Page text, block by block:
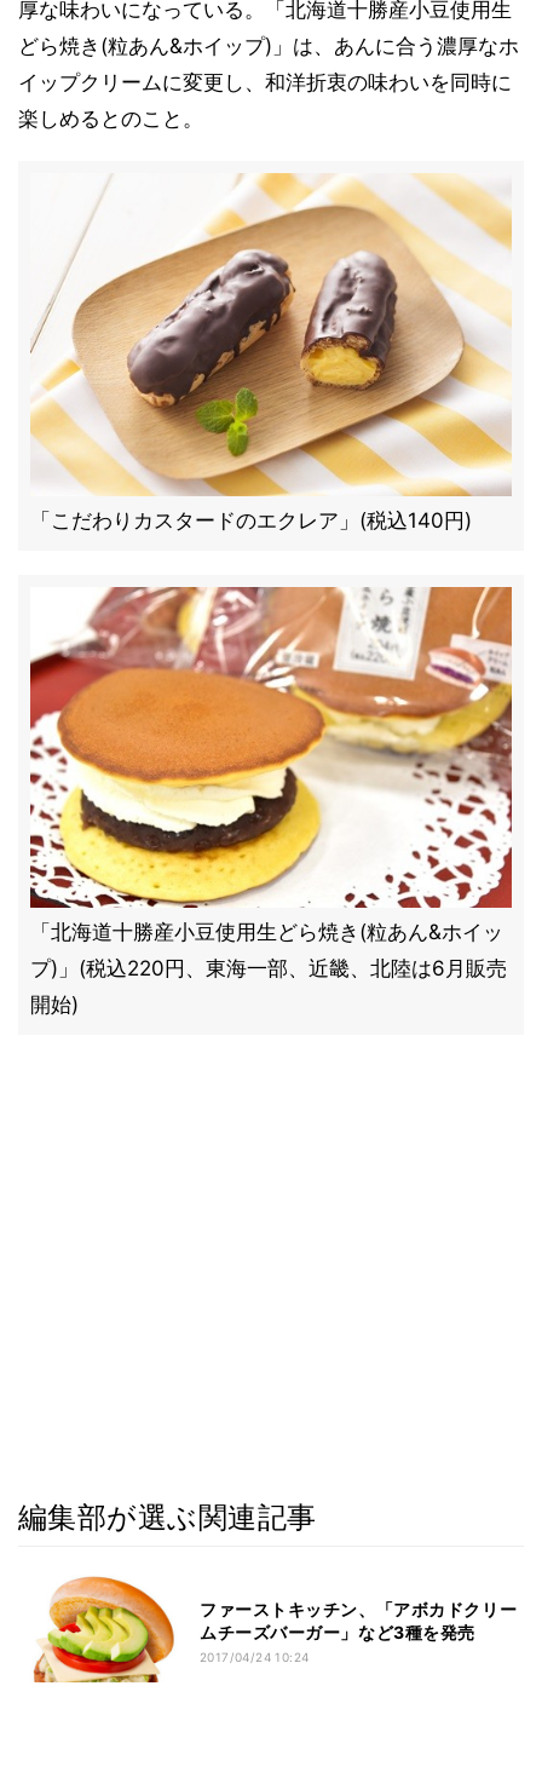
厚な味わいになっている。「北海道十勝産小豆使用生
どら焼き(粒あん&ホイップ)」は、あんに合う濃厚なホ
イップクリームに変更し、和洋折衷の味わいを同時に
楽しめるとのこと。
「こだわりカスタードのエクレア」(税込140円)
「北海道十勝産小豆使用生どら焼き(粒あん&ホイッ
プ)」(税込220円、東海一部、近畿、北陸は6月販売
開始)
編集部が選ぶ関連記事
ファーストキッチン、「アボカドクリー
ムチーズバーガー」など3種を発売
2017/04/24 10:24